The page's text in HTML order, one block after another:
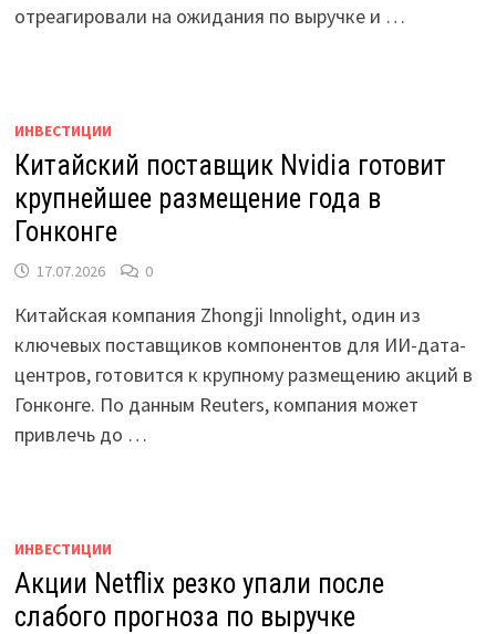
отреагировали на ожидания по выручке и …
ИНВЕСТИЦИИ
Китайский поставщик Nvidia готовит
крупнейшее размещение года в
Гонконге
17.07.2026 0
Китайская компания Zhongji Innolight, один из
ключевых поставщиков компонентов для ИИ-дата-
центров, готовится к крупному размещению акций в
Гонконге. По данным Reuters, компания может
привлечь до …
ИНВЕСТИЦИИ
Акции Netflix резко упали после
слабого прогноза по выручке